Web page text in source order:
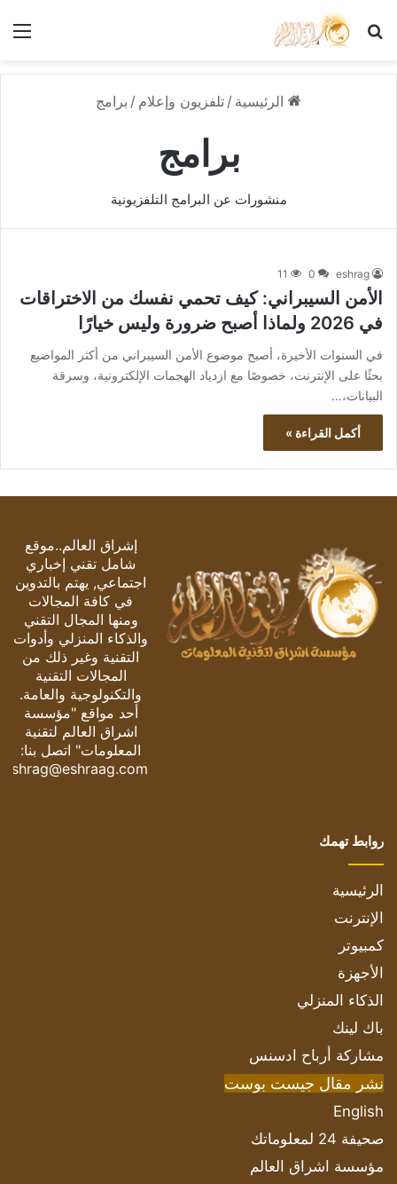
بحث عن
الرئيسية / تلفزيون وإعلام / برامج
برامج
منشورات عن البرامج التلفزيونية
eshrag
0
11
الأمن السيبراني: كيف تحمي نفسك من الاختراقات
في 2026 ولماذا أصبح ضرورة وليس خيارًا
في السنوات الأخيرة، أصبح موضوع الأمن السيبراني من أكثر المواضيع
بحثًا على الإنترنت، خصوصًا مع ازدياد الهجمات الإلكترونية، وسرقة
البيانات،…
أكمل القراءة »
إشراق العالم..موقع
شامل تقني إخباري
اجتماعي, يهتم بالتدوين
في كافة المجالات
ومنها المجال التقني
والذكاء المنزلي وأدوات
التقنية وغير ذلك من
المجالات التقنية
والتكنولوجية والعامة.
أحد مواقع "مؤسسة
اشراق العالم لتقنية
المعلومات" اتصل بنا:
eshrag@eshraag.com
روابط تهمك
الرئيسية
الإنترنت
كمبيوتر
الأجهزة
الذكاء المنزلي
باك لينك
مشاركة أرباح ادسنس
نشر مقال جيست بوست
English
صحيفة 24 لمعلوماتك
مؤسسة اشراق العالم